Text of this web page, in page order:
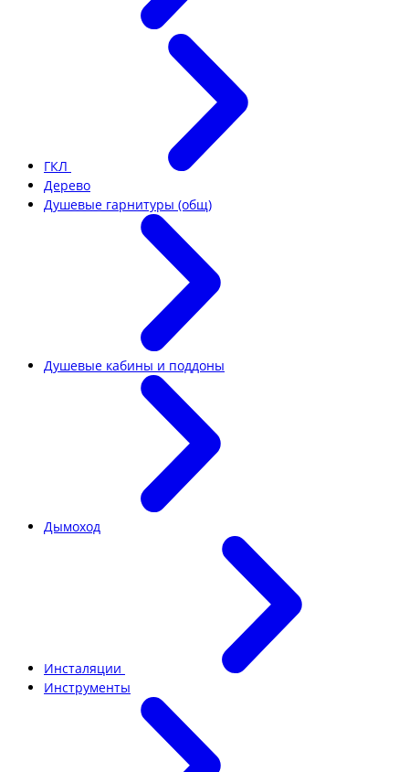
ГКЛ
Дерево
Душевые гарнитуры (общ)
Душевые кабины и поддоны
Дымоход
Инсталяции
Инструменты